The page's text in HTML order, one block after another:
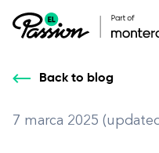
Back to blog
7 marca 2025